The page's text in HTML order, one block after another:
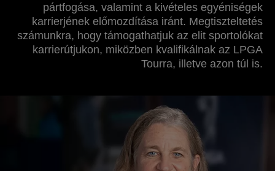
pártfogása, valamint a kivételes egyéniségek
karrierjének előmozdítása iránt. Megtiszteltetés
számunkra, hogy támogathatjuk az elit sportolókat
karrierútjukon, miközben kvalifikálnak az LPGA
Tourra, illetve azon túl is.